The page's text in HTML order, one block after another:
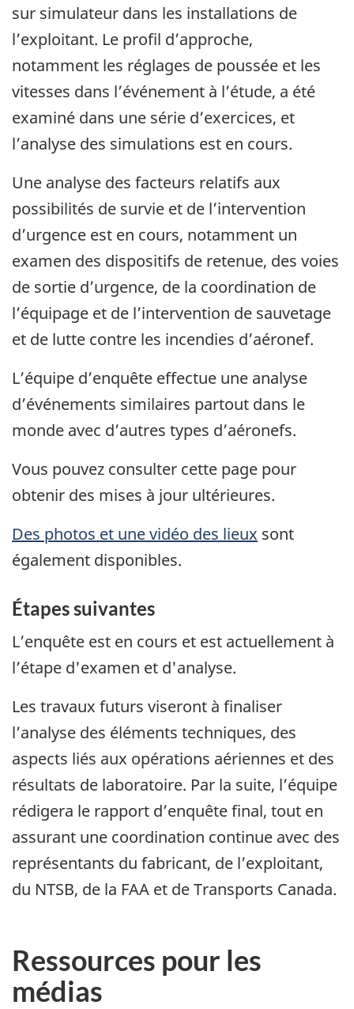
sur simulateur dans les installations de
l’exploitant. Le profil d’approche,
notamment les réglages de poussée et les
vitesses dans l’événement à l’étude, a été
examiné dans une série d’exercices, et
l’analyse des simulations est en cours.
Une analyse des facteurs relatifs aux
possibilités de survie et de l’intervention
d’urgence est en cours, notamment un
examen des dispositifs de retenue, des voies
de sortie d’urgence, de la coordination de
l’équipage et de l’intervention de sauvetage
et de lutte contre les incendies d’aéronef.
L’équipe d’enquête effectue une analyse
d’événements similaires partout dans le
monde avec d’autres types d’aéronefs.
Vous pouvez consulter cette page pour
obtenir des mises à jour ultérieures.
Des photos et une vidéo des lieux sont
également disponibles.
Étapes suivantes
L’enquête est en cours et est actuellement à
l’étape d'examen et d'analyse.
Les travaux futurs viseront à finaliser
l’analyse des éléments techniques, des
aspects liés aux opérations aériennes et des
résultats de laboratoire. Par la suite, l’équipe
rédigera le rapport d’enquête final, tout en
assurant une coordination continue avec des
représentants du fabricant, de l’exploitant,
du NTSB, de la FAA et de Transports Canada.
Ressources pour les
médias